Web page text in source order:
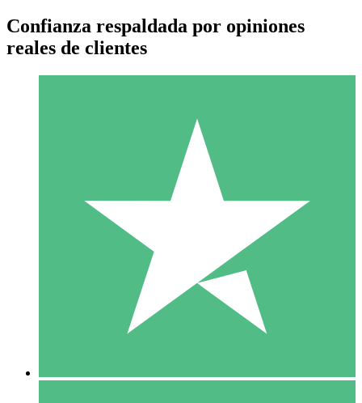
Paquetes de Créditos Individuales
Paga según el uso con créditos de descarga. Sin compromiso
10 00
Confianza respaldada por opiniones
reales de clientes